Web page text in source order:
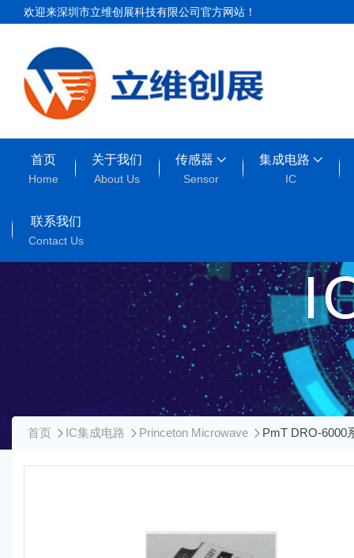
欢迎来深圳市立维创展科技有限公司官方网站！
首页
Home
关于我们
About Us
传感器
Sensor
集成电路
IC
联系我们
Contact Us
首页 IC集成电路 Princeton Microwave PmT DRO-6000